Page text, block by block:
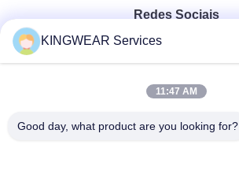
Redes Sociais
Contato rápido
KINGWEAR Services
11:47 AM
Good day, what product are you looking for?